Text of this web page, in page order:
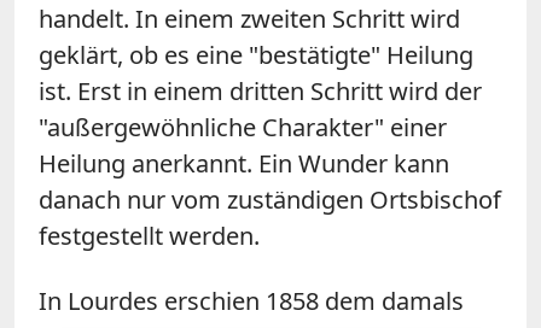
handelt. In einem zweiten Schritt wird
geklärt, ob es eine "bestätigte" Heilung
ist. Erst in einem dritten Schritt wird der
"außergewöhnliche Charakter" einer
Heilung anerkannt. Ein Wunder kann
danach nur vom zuständigen Ortsbischof
festgestellt werden.
In Lourdes erschien 1858 dem damals